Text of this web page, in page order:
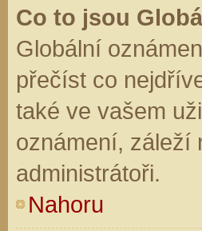
Co to jsou
Globální
přečíst co
také ve vašem
oznámení, záleží
administrátoři.
Nahoru